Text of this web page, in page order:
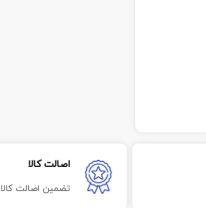
اصالت کالا
تضمین اصالت کالا